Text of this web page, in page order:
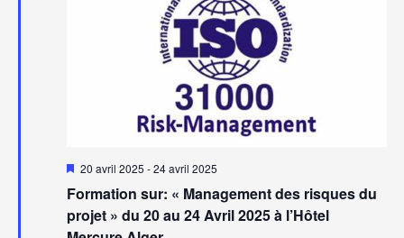
Mis
avant
20 avril 2025 -24 avril 2025
Formation sur: « Management des risques du
projet » du 20 au 24 Avril 2025 à l’Hôtel